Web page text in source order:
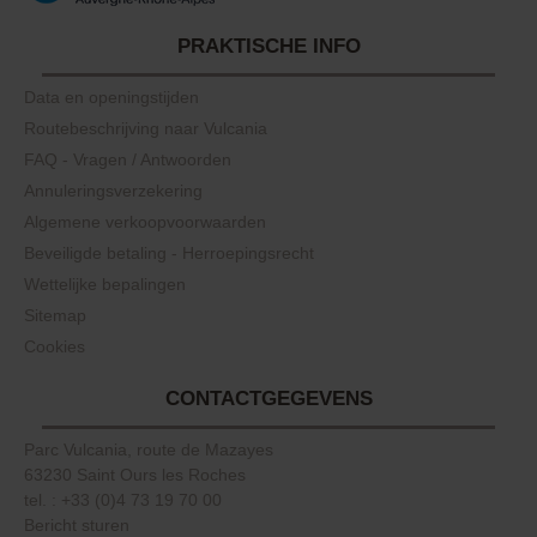
PRAKTISCHE INFO
Data en openingstijden
Routebeschrijving naar Vulcania
FAQ - Vragen / Antwoorden
Annuleringsverzekering
Algemene verkoopvoorwaarden
Beveiligde betaling - Herroepingsrecht
Wettelijke bepalingen
Sitemap
Cookies
CONTACTGEGEVENS
Parc Vulcania, route de Mazayes
63230 Saint Ours les Roches
tel. : +33 (0)4 73 19 70 00
Bericht sturen